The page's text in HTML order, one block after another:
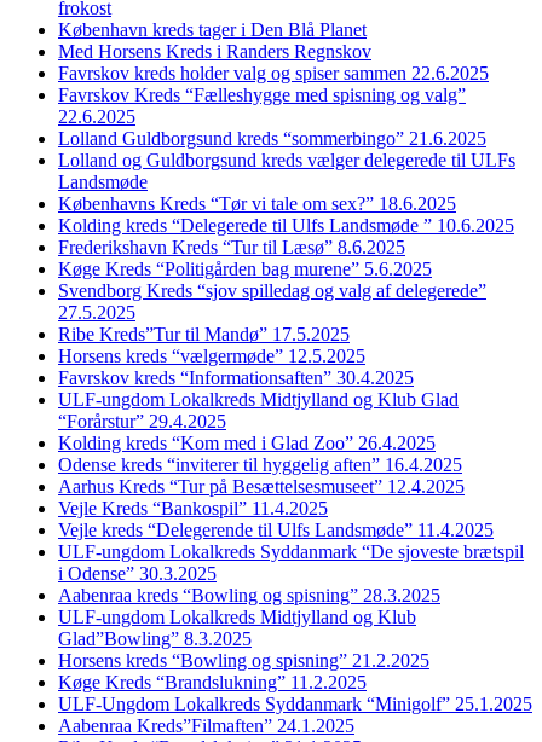
frokost
København kreds tager i Den Blå Planet
Med Horsens Kreds i Randers Regnskov
Favrskov kreds holder valg og spiser sammen 22.6.2025
Favrskov Kreds “Fælleshygge med spisning og valg”
22.6.2025
Lolland Guldborgsund kreds “sommerbingo” 21.6.2025
Lolland og Guldborgsund kreds vælger delegerede til ULFs
Landsmøde
Københavns Kreds “Tør vi tale om sex?” 18.6.2025
Kolding kreds “Delegerede til Ulfs Landsmøde ” 10.6.2025
Frederikshavn Kreds “Tur til Læsø” 8.6.2025
Køge Kreds “Politigården bag murene” 5.6.2025
Svendborg Kreds “sjov spilledag og valg af delegerede”
27.5.2025
Ribe Kreds”Tur til Mandø” 17.5.2025
Horsens kreds “vælgermøde” 12.5.2025
Favrskov kreds “Informationsaften” 30.4.2025
ULF-ungdom Lokalkreds Midtjylland og Klub Glad
“Forårstur” 29.4.2025
Kolding kreds “Kom med i Glad Zoo” 26.4.2025
Odense kreds “inviterer til hyggelig aften” 16.4.2025
Aarhus Kreds “Tur på Besættelsesmuseet” 12.4.2025
Vejle Kreds “Bankospil” 11.4.2025
Vejle kreds “Delegerende til Ulfs Landsmøde” 11.4.2025
ULF-ungdom Lokalkreds Syddanmark “De sjoveste brætspil
i Odense” 30.3.2025
Aabenraa kreds “Bowling og spisning” 28.3.2025
ULF-ungdom Lokalkreds Midtjylland og Klub
Glad”Bowling” 8.3.2025
Horsens kreds “Bowling og spisning” 21.2.2025
Køge Kreds “Brandslukning” 11.2.2025
ULF-Ungdom Lokalkreds Syddanmark “Minigolf” 25.1.2025
Aabenraa Kreds”Filmaften” 24.1.2025